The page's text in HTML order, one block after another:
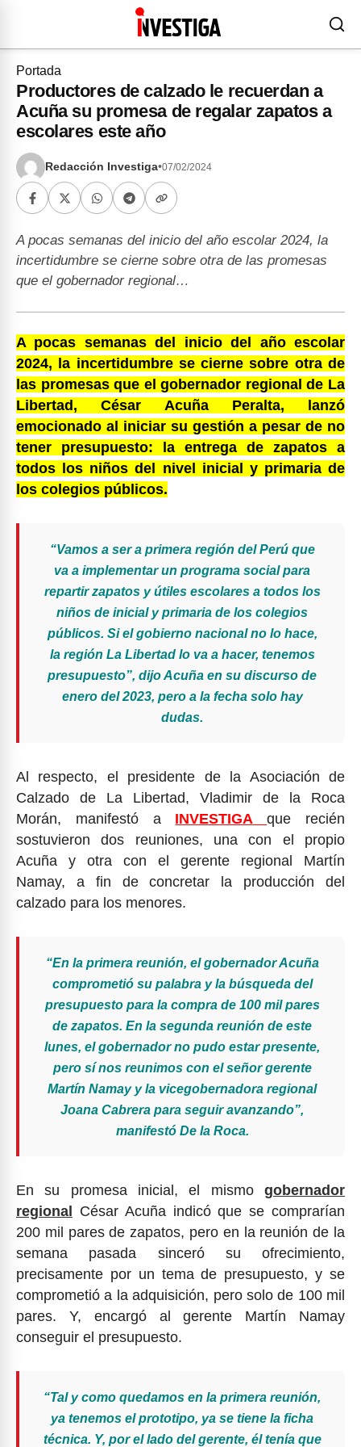
Portada
Productores de calzado le recuerdan a
Acuña su promesa de regalar zapatos a
escolares este año
Redacción Investiga•07/02/2024
A pocas semanas del inicio del año escolar 2024, la
incertidumbre se cierne sobre otra de las promesas
que el gobernador regional…
A pocas semanas del inicio del año escolar
2024, la incertidumbre se cierne sobre otra de
las promesas que el gobernador regional de La
Libertad, César Acuña Peralta, lanzó
emocionado al iniciar su gestión a pesar de no
tener presupuesto: la entrega de zapatos a
todos los niños del nivel inicial y primaria de
los colegios públicos.
“Vamos a ser a primera región del Perú que
va a implementar un programa social para
repartir zapatos y útiles escolares a todos los
niños de inicial y primaria de los colegios
públicos. Si el gobierno nacional no lo hace,
la región La Libertad lo va a hacer, tenemos
presupuesto”, dijo Acuña en su discurso de
enero del 2023, pero a la fecha solo hay
dudas.
Al respecto, el presidente de la Asociación de
Calzado de La Libertad, Vladimir de la Roca
Morán, manifestó a INVESTIGA
que recién
sostuvieron dos reuniones, una con el propio
Acuña y otra con el gerente regional Martín
Namay, a fin de concretar la producción del
calzado para los menores.
“En la primera reunión, el gobernador Acuña
comprometió su palabra y la búsqueda del
presupuesto para la compra de 100 mil pares
de zapatos. En la segunda reunión de este
lunes, el gobernador no pudo estar presente,
pero sí nos reunimos con el señor gerente
Martín Namay y la vicegobernadora regional
Joana Cabrera para seguir avanzando”,
manifestó De la Roca.
En su promesa inicial, el mismo gobernador
regional César Acuña indicó que se comprarían
200 mil pares de zapatos, pero en la reunión de la
semana pasada sinceró su ofrecimiento,
precisamente por un tema de presupuesto, y se
comprometió a la adquisición, pero solo de 100 mil
pares. Y, encargó al gerente Martín Namay
conseguir el presupuesto.
“Tal y como quedamos en la primera reunión,
ya tenemos el prototipo, ya se tiene la ficha
técnica. Y, por el lado del gerente, él tenía que